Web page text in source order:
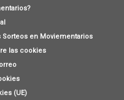
Sorteos en Moviementarios
las cookies
(UE)